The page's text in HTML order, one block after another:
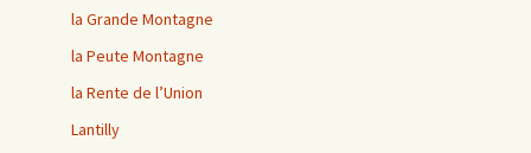
la Grande Montagne
la Peute Montagne
la Rente de l’Union
Lantilly